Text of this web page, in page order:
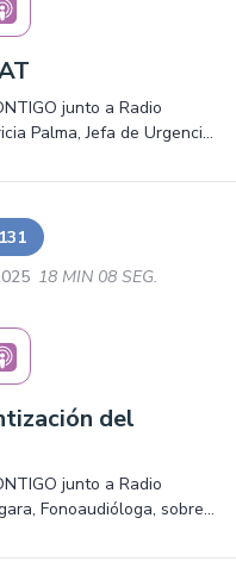
junto a Radio
Palma, Jefa de Urgencia,
ya!
18 MIN 08 SEG.
del
junto a Radio
Fonoaudióloga, sobre
ya!